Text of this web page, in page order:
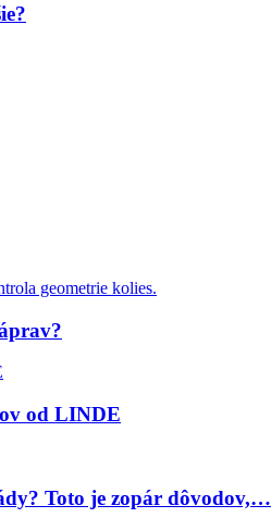
od LINDE
Toto je zopár dôvodov,…